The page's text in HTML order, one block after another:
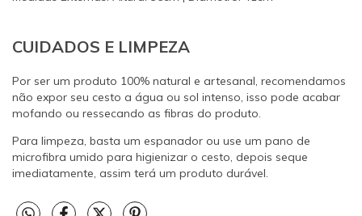
CUIDADOS E LIMPEZA
Por ser um produto 100% natural e artesanal, recomendamos
não expor seu cesto a água ou sol intenso, isso pode acabar
mofando ou ressecando as fibras do produto.
Para limpeza, basta um espanador ou use um pano de
microfibra umido para higienizar o cesto, depois seque
imediatamente, assim terá um produto durável.